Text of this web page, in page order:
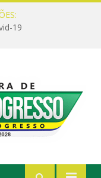
19